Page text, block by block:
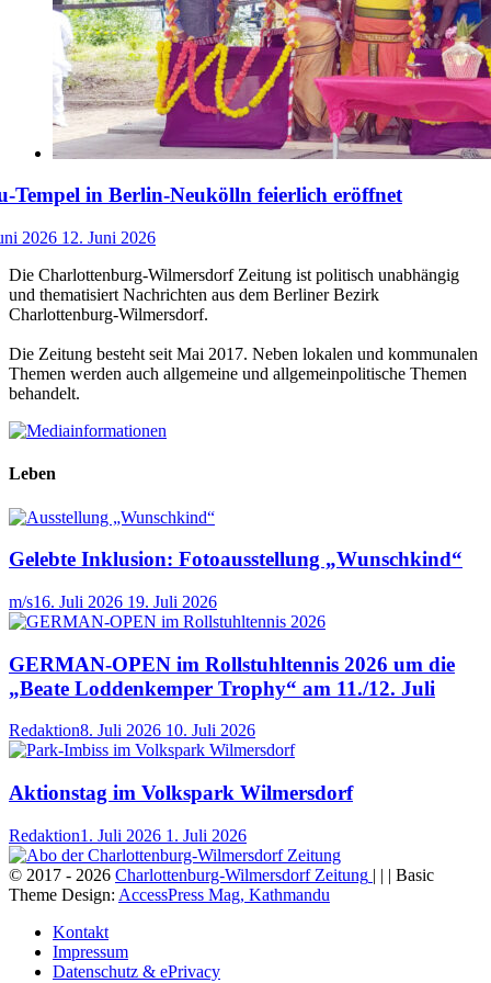
Tempel in Berlin-Neukölln feierlich eröffnet
2026 12. Juni 2026
Die Charlottenburg-Wilmersdorf Zeitung ist politisch unabhängig
und thematisiert Nachrichten aus dem Berliner Bezirk
Charlottenburg-Wilmersdorf.
Die Zeitung besteht seit Mai 2017. Neben lokalen und kommunalen
Themen werden auch allgemeine und allgemeinpolitische Themen
behandelt.
Leben
Gelebte Inklusion: Fotoausstellung „Wunschkind“
m/s16. Juli 2026 19. Juli 2026
GERMAN-OPEN im Rollstuhltennis 2026 um die
„Beate Loddenkemper Trophy“ am 11./12. Juli
Redaktion8. Juli 2026 10. Juli 2026
Aktionstag im Volkspark Wilmersdorf
Redaktion1. Juli 2026 1. Juli 2026
© 2017 - 2026 Charlottenburg-Wilmersdorf Zeitung | | | Basic
Theme Design: AccessPress Mag, Kathmandu
Kontakt
Impressum
Datenschutz & ePrivacy